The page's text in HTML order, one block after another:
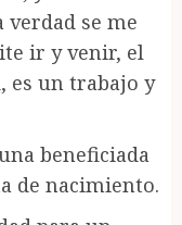
se me
ir y venir, el
es un trabajo y
beneficiada
de nacimiento.